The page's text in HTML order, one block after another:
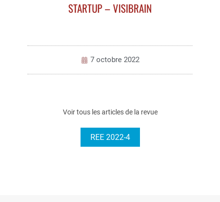
STARTUP – VISIBRAIN
7 octobre 2022
Voir tous les articles de la revue
REE 2022-4